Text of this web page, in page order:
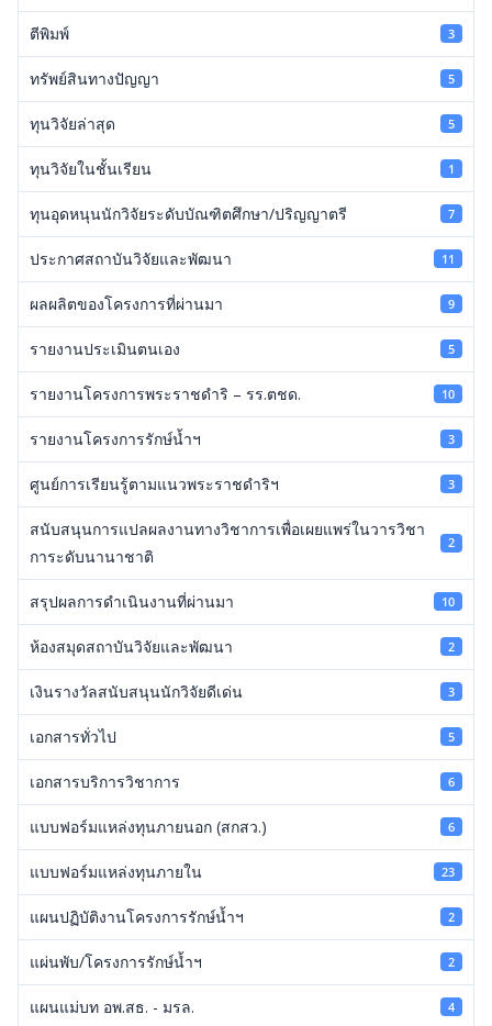
ตีพิมพ์ 3
ทรัพย์สินทางปัญญา 5
ทุนวิจัยล่าสุด 5
ทุนวิจัยในชั้นเรียน 1
ทุนอุดหนุนนักวิจัยระดับบัณฑิตศึกษา/ปริญญาตรี 7
ประกาศสถาบันวิจัยและพัฒนา 11
ผลผลิตของโครงการที่ผ่านมา 9
รายงานประเมินตนเอง 5
รายงานโครงการพระราชดำริ – รร.ตชด. 10
รายงานโครงการรักษ์น้ำฯ 3
ศูนย์การเรียนรู้ตามแนวพระราชดำริฯ 3
สนับสนุนการแปลผลงานทางวิชาการเพื่อเผยแพร่ในวารวิชา
การะดับนานาชาติ
2
สรุปผลการดำเนินงานที่ผ่านมา 10
ห้องสมุดสถาบันวิจัยและพัฒนา 2
เงินรางวัลสนับสนุนนักวิจัยดีเด่น 3
เอกสารทั่วไป 5
เอกสารบริการวิชาการ 6
แบบฟอร์มแหล่งทุนภายนอก (สกสว.) 6
แบบฟอร์มแหล่งทุนภายใน 23
แผนปฏิบัติงานโครงการรักษ์น้ำฯ 2
แผ่นพับ/โครงการรักษ์น้ำฯ 2
แผนแม่บท อพ.สธ. - มรล. 4